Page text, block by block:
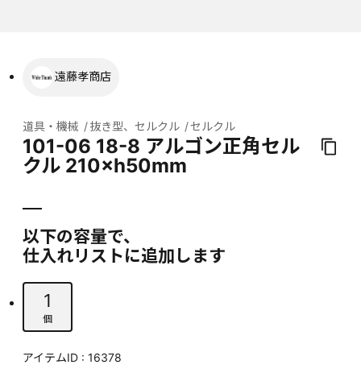
遠藤孝商店
道具・機械 抜き型、セルクル セルクル
101-06 18-8 アルゴン正角セル
クル 210×h50mm
以下の容量で、
仕入れリストに追加します
1
個
アイテムID : 16378